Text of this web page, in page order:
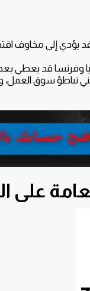
يؤدي إلى مخاوف
وفرنسا قد يعطي
تباطؤ سوق